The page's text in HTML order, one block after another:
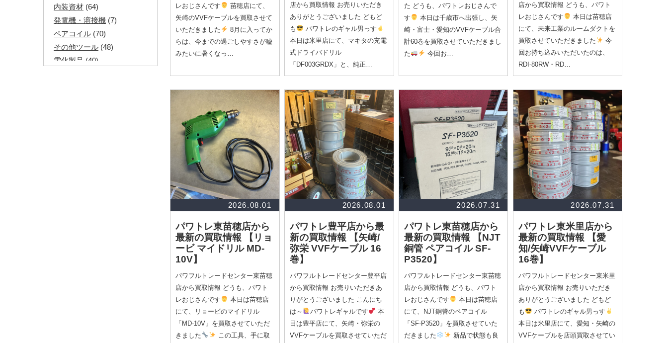
内装資材 (64)
発電機・溶接機 (7)
ペアコイル (70)
その他ツール (48)
電化製品 (40)
レおじさんです
苗穂店にて、
矢崎のVVFケーブルを買取させて
いただきました
8月に入ってか
らは、今までの過ごしやすさが嘘
みたいに暑くなっ…
店から買取情報 お売りいただき
ありがとうございました どもど
も
パワトレのギャル男っす
本日は米里店にて、マキタの充電
式ドライバドリル
「DF003GRDX」と、純正…
た どうも、パワトレおじさんで
す
本日は千歳市へ出張し、矢
崎・富士・愛知のVVFケーブル合
計60巻を買取させていただきまし
た
今回お…
店から買取情報 どうも、パワト
レおじさんです
本日は苗穂店
にて、未来工業のルームダクトを
買取させていただきました
今
回お持ち込みいただいたのは、
RDI-80RW・RD…
2026.08.01
パワトレ東苗穂店から
最新の買取情報
【リョ
ービ マイドリル MD-
10V】
パワフルトレードセンター東苗穂
店から買取情報 どうも、パワト
レおじさんです
本日は苗穂店
にて、リョービのマイドリル
「MD-10V」を買取させていただ
きました
この工具、手に取
2026.08.01
パワトレ豊平店から最
新の買取情報
【矢崎/
弥栄 VVFケーブル 16
巻】
パワフルトレードセンター豊平店
から買取情報 お売りいただきあ
りがとうございました こんにち
は～
パワトレギャルです
本
日は豊平店にて、矢崎・弥栄の
VVFケーブルを買取させていただ
2026.07.31
パワトレ東苗穂店から
最新の買取情報
【NJT
銅管 ペアコイル SF-
P3520】
パワフルトレードセンター東苗穂
店から買取情報 どうも、パワト
レおじさんです
本日は苗穂店
にて、NJT銅管のペアコイル
「SF-P3520」を買取させていた
だきました
新品で状態も良
2026.07.31
パワトレ東米里店から
最新の買取情報
【愛
知/矢崎VVFケーブル
16巻】
パワフルトレードセンター東米里
店から買取情報 お売りいただき
ありがとうございました どもど
も
パワトレのギャル男っす
本日は米里店にて、愛知・矢崎の
VVFケーブルを店頭買取させてい